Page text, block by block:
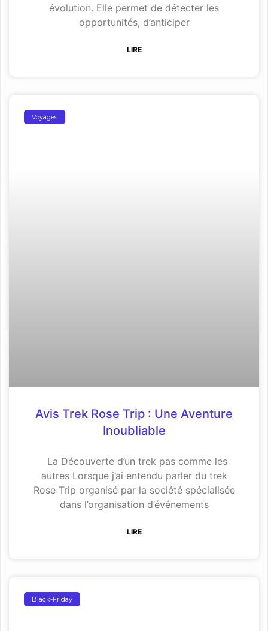
évolution. Elle permet de détecter les
opportunités, d’anticiper
LIRE
Voyages
Avis Trek Rose Trip : Une Aventure
Inoubliable
La Découverte d’un trek pas comme les
autres Lorsque j’ai entendu parler du trek
Rose Trip organisé par la société spécialisée
dans l’organisation d’événements
LIRE
Black-Friday